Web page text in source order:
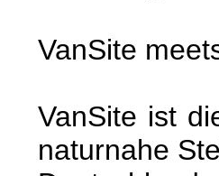
VanSite
VanSite ist
naturnahe